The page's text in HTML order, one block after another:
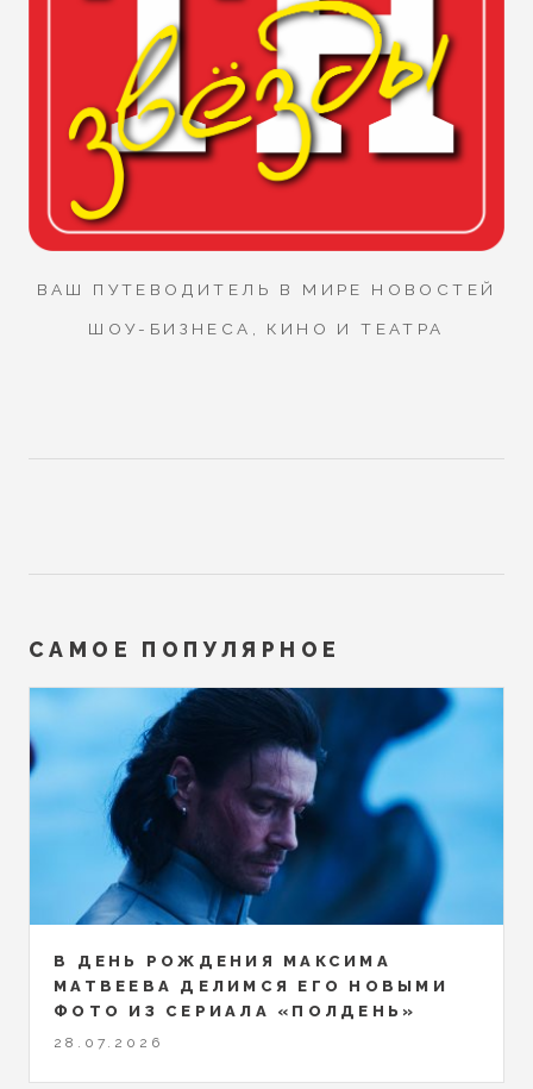
ВАШ ПУТЕВОДИТЕЛЬ В МИРЕ НОВОСТЕЙ
ШОУ-БИЗНЕСА, КИНО И ТЕАТРА
САМОЕ ПОПУЛЯРНОЕ
В ДЕНЬ РОЖДЕНИЯ МАКСИМА
МАТВЕЕВА ДЕЛИМСЯ ЕГО НОВЫМИ
ФОТО ИЗ СЕРИАЛА «ПОЛДЕНЬ»
28.07.2026